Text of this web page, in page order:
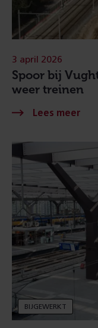
Spoor bij
weer treinen
3 april 2026
BIJGEWERKT